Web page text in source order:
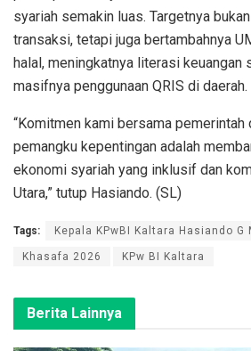
syariah semakin luas. Targetnya
transaksi, tetapi juga bertambahnya
halal, meningkatnya literasi keuangan
masifnya penggunaan QRIS di daerah.
“Komitmen kami bersama pemerintah
pemangku kepentingan adalah
ekonomi syariah yang inklusif dan
Utara,” tutup Hasiando. (SL)
Tags: Kepala KPwBI Kaltara Hasiando G
Khasafa 2026 KPw BI Kaltara
Berita Lainnya